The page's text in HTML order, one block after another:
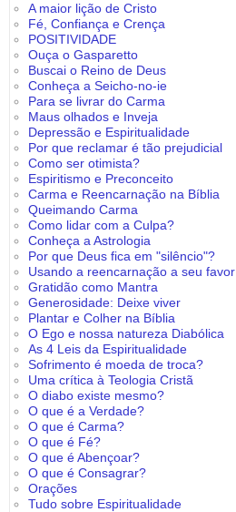
A maior lição de Cristo
Fé, Confiança e Crença
POSITIVIDADE
Ouça o Gasparetto
Buscai o Reino de Deus
Conheça a Seicho-no-ie
Para se livrar do Carma
Maus olhados e Inveja
Depressão e Espiritualidade
Por que reclamar é tão prejudicial
Como ser otimista?
Espiritismo e Preconceito
Carma e Reencarnação na Bíblia
Queimando Carma
Como lidar com a Culpa?
Conheça a Astrologia
Por que Deus fica em "silêncio"?
Usando a reencarnação a seu favor
Gratidão como Mantra
Generosidade: Deixe viver
Plantar e Colher na Bíblia
O Ego e nossa natureza Diabólica
As 4 Leis da Espiritualidade
Sofrimento é moeda de troca?
Uma crítica à Teologia Cristã
O diabo existe mesmo?
O que é a Verdade?
O que é Carma?
O que é Fé?
O que é Abençoar?
O que é Consagrar?
Orações
Tudo sobre Espiritualidade